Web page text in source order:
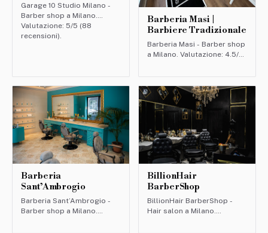
Garage 10 Studio Milano -
Barber shop a Milano.
Valutazione: 5/5 (88
recensioni).
Barberia Masi |
Barbiere Tradizionale
Barberia Masi - Barber shop
a Milano. Valutazione: 4.5/5
Barberia
Sant’Ambrogio
Barberia Sant’Ambrogio -
Barber shop a Milano.
BillionHair
BarberShop
BillionHair BarberShop -
Hair salon a Milano.